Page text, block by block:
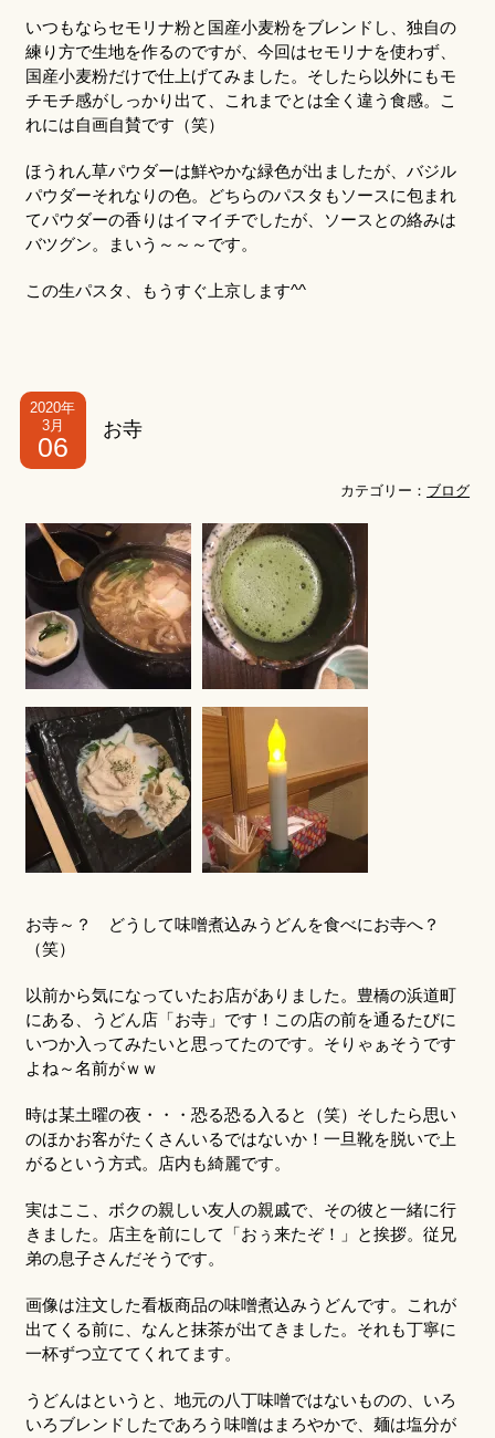
いつもならセモリナ粉と国産小麦粉をブレンドし、独自の
練り方で生地を作るのですが、今回はセモリナを使わず、
国産小麦粉だけで仕上げてみました。そしたら以外にもモ
チモチ感がしっかり出て、これまでとは全く違う食感。こ
れには自画自賛です（笑）
ほうれん草パウダーは鮮やかな緑色が出ましたが、バジル
パウダーそれなりの色。どちらのパスタもソースに包まれ
てパウダーの香りはイマイチでしたが、ソースとの絡みは
バツグン。まいう～～～です。
この生パスタ、もうすぐ上京します^^
2020年
3月
06
お寺
カテゴリー： ブログ
お寺～？ どうして味噌煮込みうどんを食べにお寺へ？
（笑）
以前から気になっていたお店がありました。豊橋の浜道町
にある、うどん店「お寺」です！この店の前を通るたびに
いつか入ってみたいと思ってたのです。そりゃぁそうです
よね～名前がｗｗ
時は某土曜の夜・・・恐る恐る入ると（笑）そしたら思い
のほかお客がたくさんいるではないか！一旦靴を脱いで上
がるという方式。店内も綺麗です。
実はここ、ボクの親しい友人の親戚で、その彼と一緒に行
きました。店主を前にして「おぅ来たぞ！」と挨拶。従兄
弟の息子さんだそうです。
画像は注文した看板商品の味噌煮込みうどんです。これが
出てくる前に、なんと抹茶が出てきました。それも丁寧に
一杯ずつ立ててくれてます。
うどんはというと、地元の八丁味噌ではないものの、いろ
いろブレンドしたであろう味噌はまろやかで、麺は塩分が